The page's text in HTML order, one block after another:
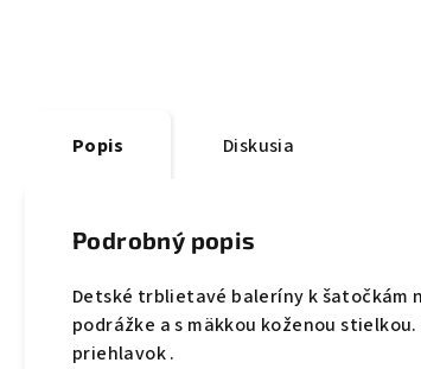
Popis Diskusia
Podrobný popis
Detské trblietavé baleríny k šatočkám
podrážke a s mäkkou koženou
priehlavok .